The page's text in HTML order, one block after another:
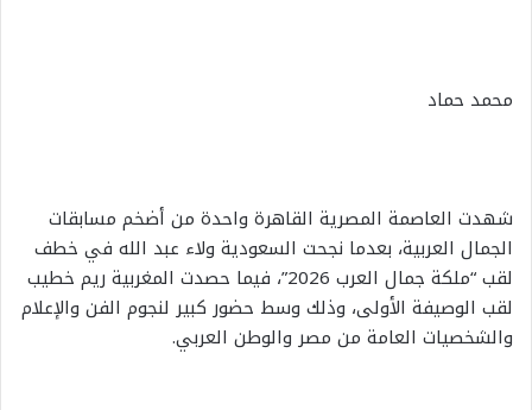
محمد حماد
شهدت العاصمة المصرية القاهرة واحدة من أضخم مسابقات
الجمال العربية، بعدما نجحت السعودية ولاء عبد الله في خطف
لقب “ملكة جمال العرب 2026”، فيما حصدت المغربية ريم خطيب
لقب الوصيفة الأولى، وذلك وسط حضور كبير لنجوم الفن والإعلام
والشخصيات العامة من مصر والوطن العربي.